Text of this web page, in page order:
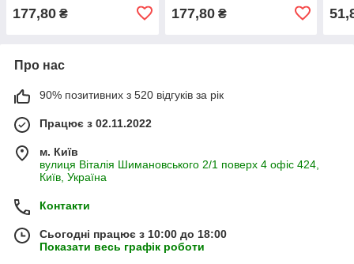
177,80 ₴ 177,80₴
Про нас
90% позитивних з 520 відгуків за рік
Працює з 02.11.2022
м. Київ
вулиця Віталія Шимановського 2/1 поверх 4 офіс 424,
Київ, Україна
Контакти
Сьогодні працює з 10:00 до 18:00
Показати весь графік роботи